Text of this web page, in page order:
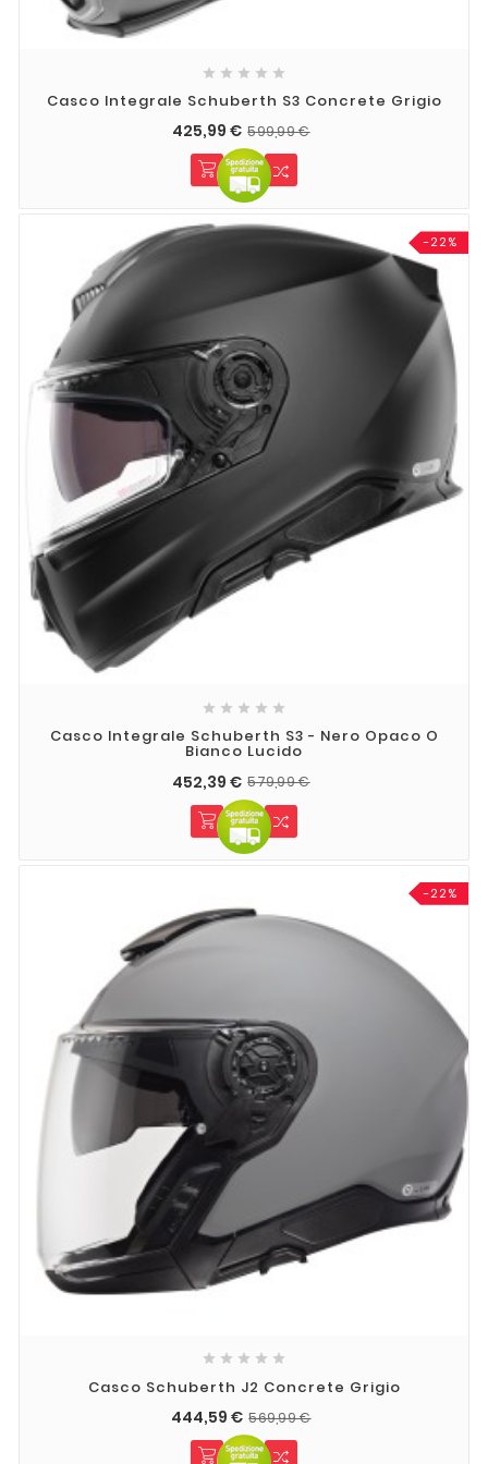
    
Casco Integrale Schuberth S3 Concrete Grigio
425,99 € 599,99 €
-22%
    
Casco Integrale Schuberth S3 - Nero Opaco O
Bianco Lucido
452,39 € 579,99 €
-22%
    
Casco Schuberth J2 Concrete Grigio
444,59 € 569,99 €